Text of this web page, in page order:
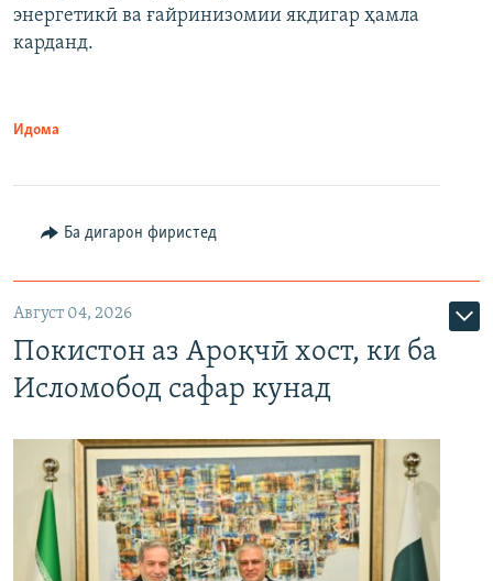
энергетикӣ ва ғайринизомии якдигар ҳамла
карданд.
Идома
Ба дигарон фиристед
Август 04, 2026
Покистон аз Ароқчӣ хост, ки ба
Исломобод сафар кунад